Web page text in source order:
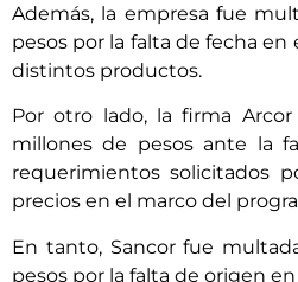
Además, la empresa fue
pesos por la falta de fecha en
distintos productos.
Por otro lado, la firma
millones de pesos ante la
requerimientos solicitados
precios en el marco del
En tanto, Sancor fue
pesos por la falta de origen